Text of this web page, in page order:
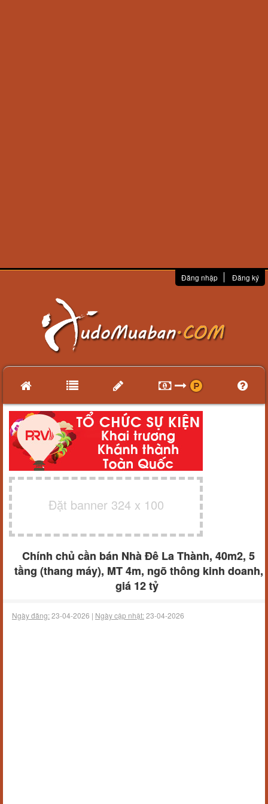
Đăng nhập Đăng ký
Đặt banner 324 x 100
Chính chủ cần bán Nhà Đê La Thành, 40m2, 5
tầng (thang máy), MT 4m, ngõ thông kinh doanh,
giá 12 tỷ
Ngày đăng:23-04-2026 | Ngày cập nhật:23-04-2026